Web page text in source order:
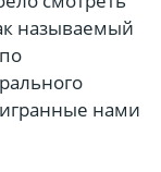
называемый
нами